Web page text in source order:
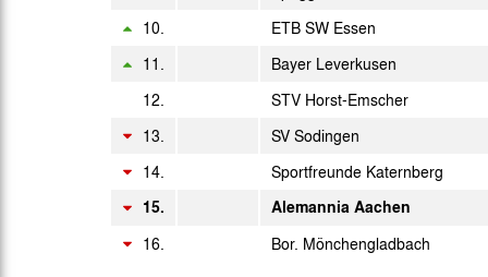
So. 14.06.1953
So. 21.06.1953
Mi. 24.06.1953
So. 28.06.1953
Di. 30.06.1953
10. ETB SW Essen
11. Bayer Leverkusen
12. STV Horst-Emscher
13. SV Sodingen
14. Sportfreunde Katernberg
15.
Alemannia Aachen
16. Bor. Mönchengladbach